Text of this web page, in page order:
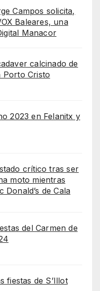
Campos solicita,
Baleares, una
Manacor
calcinado de
Porto Cristo
2023 en Felanitx y
crítico tras ser
moto mientras
Donald’s de Cala
del Carmen de
fiestas de S’Illot